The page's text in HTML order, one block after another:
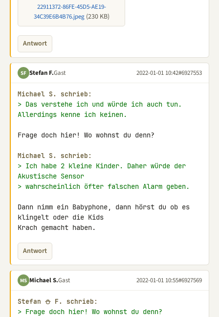
22911372-86FE-45D5-AE19-
34C39E6B4B76.jpeg(230 KB)
Antwort
SF Stefan F.Gast 2022-01-01 10:42#6927553
Michael S. schrieb:
> Das verstehe ich und würde ich auch tun.
Allerdings kenne ich keinen.
Frage doch hier! Wo wohnst du denn?
Michael S. schrieb:
> Ich habe 2 kleine Kinder. Daher würde der
Akustische Sensor
> wahrscheinlich öfter falschen Alarm geben.
Dann nimm ein Babyphone, dann hörst du ob es
klingelt oder die Kids
Krach gemacht haben.
Antwort
MS Michael S.Gast 2022-01-01 10:55#6927569
Stefan ⛄ F. schrieb:
> Frage doch hier! Wo wohnst du denn?